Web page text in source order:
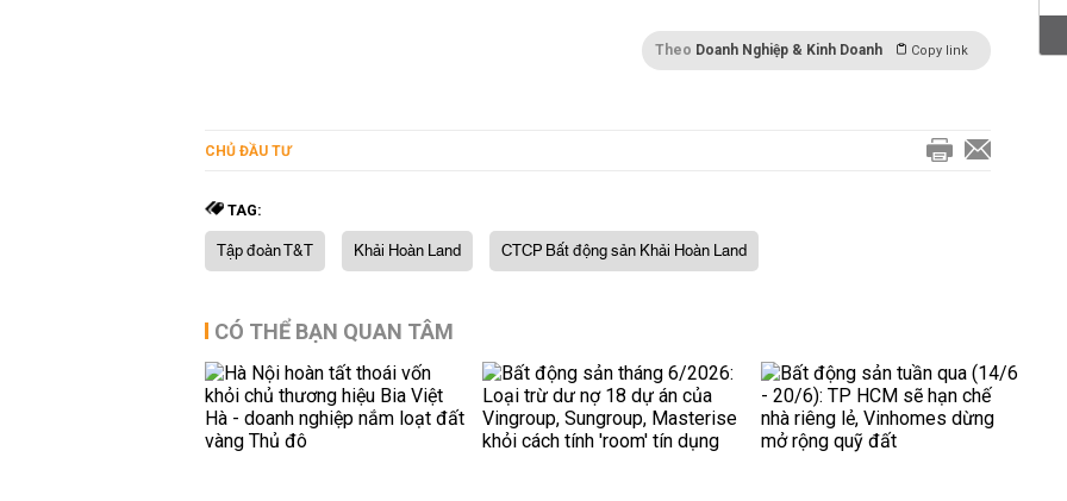
Theo Doanh Nghiệp & Kinh Doanh Copy link
CHỦ ĐẦU TƯ
TAG:
Tập đoàn T&T Khải Hoàn Land CTCP Bất động sản Khải Hoàn Land
CÓ THỂ BẠN QUAN TÂM